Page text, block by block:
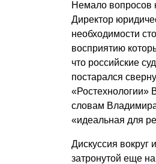
Немало вопросов
Директор
необходимости
восприятию
что российские
постарался
«Ростехнологии»
словам
«идеальная для
Дискуссия вокруг
затронутой еще